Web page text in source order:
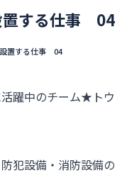
置する仕事 04
置する仕事 04
活躍中のチーム★トウ
犯設備・消防設備の